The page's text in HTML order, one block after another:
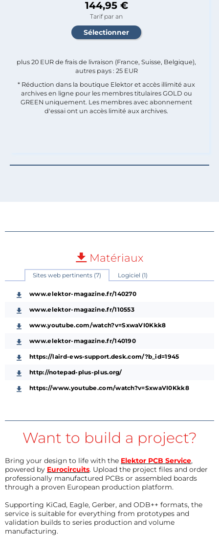
144,95 €
Tarif par an
plus 20 EUR de frais de livraison (France, Suisse, Belgique),
autres pays : 25 EUR
* Réduction dans la boutique Elektor et accès illimité aux
archives en ligne pour les membres titulaires GOLD ou
GREEN uniquement. Les membres avec abonnement
d'essai ont un accès limité aux archives.
Matériaux
Sites web pertinents (7) Logiciel (1)
www.elektor-magazine.fr/140270
www.elektor-magazine.fr/110553
www.youtube.com/watch?v=SxwaVI0Kkk8
www.elektor-magazine.fr/140190
https://laird-ews-support.desk.com/?b_id=1945
http://notepad-plus-plus.org/
https://www.youtube.com/watch?v=SxwaVI0Kkk8
Want to build a project?
Bring your design to life with the Elektor PCB Service,
powered by Eurocircuits. Upload the project files and order
professionally manufactured PCBs or assembled boards
through a proven European production platform.
Supporting KiCad, Eagle, Gerber, and ODB++ formats, the
service is suitable for everything from prototypes and
validation builds to series production and volume
manufacturing.